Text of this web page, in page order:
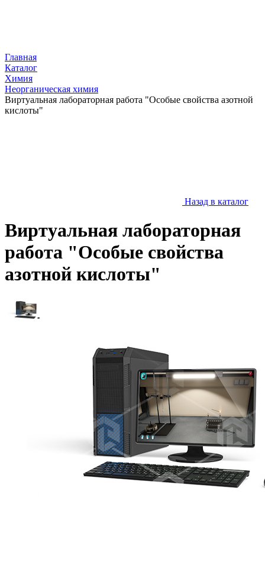
Главная
Каталог
Химия
Неорганическая химия
Виртуальная лабораторная работа "Особые свойства азотной
кислоты"
Назад в каталог
Виртуальная лабораторная
работа "Особые свойства
азотной кислоты"